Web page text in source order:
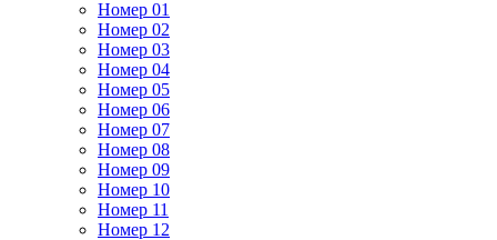
Номер 01
Номер 02
Номер 03
Номер 04
Номер 05
Номер 06
Номер 07
Номер 08
Номер 09
Номер 10
Номер 11
Номер 12